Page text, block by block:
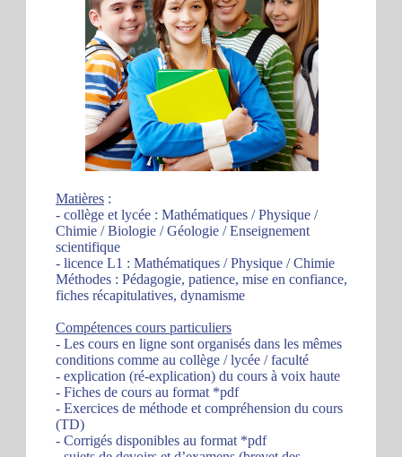
Matières :
- collège et lycée : Mathématiques / Physique /
Chimie / Biologie / Géologie / Enseignement
scientifique
- licence L1 : Mathématiques / Physique / Chimie
Méthodes : Pédagogie, patience, mise en confiance,
fiches récapitulatives, dynamisme
Compétences cours particuliers
- Les cours en ligne sont organisés dans les mêmes
conditions comme au collège / lycée / faculté
- explication (ré-explication) du cours à voix haute
- Fiches de cours au format *pdf
- Exercices de méthode et compréhension du cours
(TD)
- Corrigés disponibles au format *pdf